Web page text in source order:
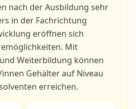
nach der Ausbildung sehr
in der Fachrichtung
eröffnen sich
Mit
Weiterbildung können
Gehälter auf Niveau
erreichen.